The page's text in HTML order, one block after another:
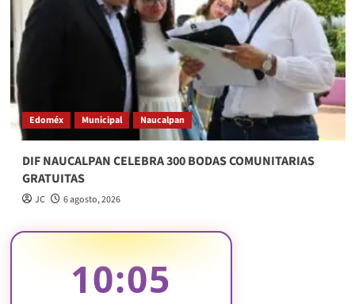
Edoméx Municipal Naucalpan
DIF NAUCALPAN CELEBRA 300 BODAS COMUNITARIAS
GRATUITAS
JC 6 agosto, 2026
10:05